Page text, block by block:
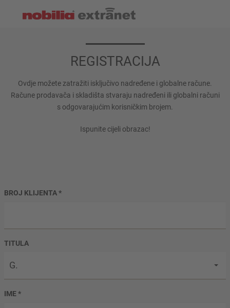
REGISTRACIJA
Ovdje možete zatražiti isključivo nadređene i globalne račune.
Račune prodavača i skladišta stvaraju nadređeni ili globalni računi
s odgovarajućim korisničkim brojem.
Ispunite cijeli obrazac!
BROJ KLIJENTA*
TITULA
G.
IME*